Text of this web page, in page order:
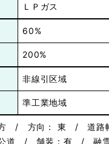
ＬＰガス
60%
200%
非線引区域
準工業地域
方 / 方向： 東 / 道路
公道 / 舗装：有 / 融